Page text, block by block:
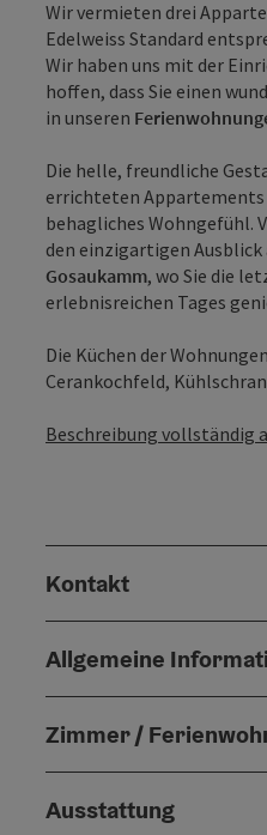
Wir vermieten drei
Edelweiss Standard
Wir haben uns mit der
hoffen, dass Sie einen
in unseren
Die helle, freundliche
errichteten
behagliches Wohngefühl.
den einzigartigen Ausblick
Gosaukamm, wo Sie die
erlebnisreichen Tages
Die Küchen der
Cerankochfeld,
Beschreibung vollständig
Kontakt
Allgemeine
Zimmer /
Ausstattung